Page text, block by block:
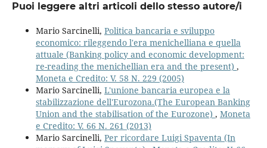
Puoi leggere altri articoli dello stesso autore/i
Mario Sarcinelli, Politica bancaria e sviluppo
economico: rileggendo l'era menichelliana e quella
attuale (Banking policy and economic development:
re-reading the menichellian era and the present) ,
Moneta e Credito: V. 58 N. 229 (2005)
Mario Sarcinelli, L'unione bancaria europea e la
stabilizzazione dell'Eurozona.(The European Banking
Union and the stabilisation of the Eurozone) , Moneta
e Credito: V. 66 N. 261 (2013)
Mario Sarcinelli, Per ricordare Luigi Spaventa (In